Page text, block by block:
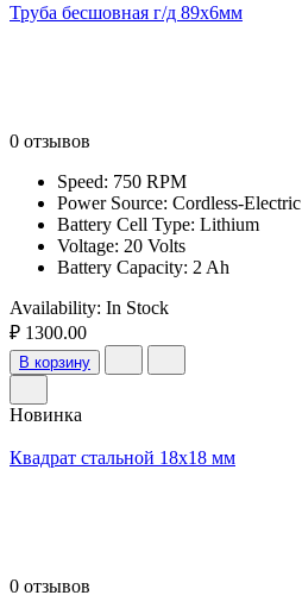
Труба бесшовная г/д 89х6мм
0 отзывов
Speed: 750 RPM
Power Source: Cordless-Electric
Battery Cell Type: Lithium
Voltage: 20 Volts
Battery Capacity: 2 Ah
Availability: In Stock
₽ 1300.00
В корзину
Новинка
Квадрат стальной 18х18 мм
0 отзывов